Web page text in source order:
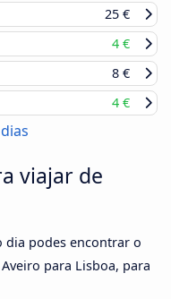
25 €
4 €
8 €
4 €
viajar de
dia podes encontrar o
para Lisboa, para